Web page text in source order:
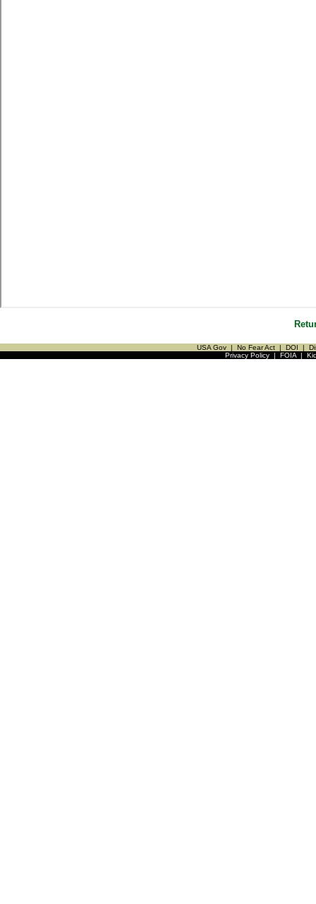
USA Gov | No Fear Act | DOI |
Privacy Policy| FOIA|